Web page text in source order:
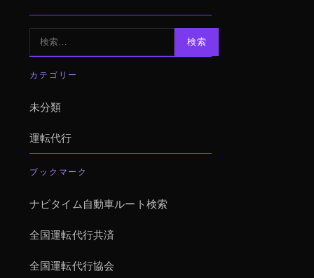
検
索:
カテゴリー
未分類
運転代行
ブックマーク
ナビタイム自動車ルート検索
全国運転代行共済
全国運転代行協会